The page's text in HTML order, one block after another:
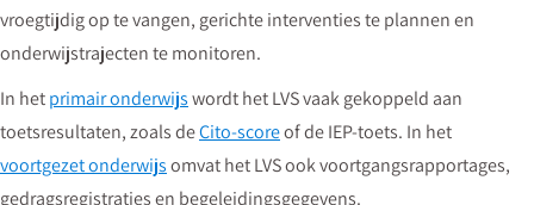
vroegtijdig op te vangen, gerichte interventies te plannen en
onderwijstrajecten te monitoren.
In hetprimair onderwijswordt het LVS vaak gekoppeld aan
toetsresultaten, zoals deCito-scoreof de IEP-toets. In het
voortgezet onderwijsomvat het LVS ook voortgangsrapportages,
gedragsregistraties en begeleidingsgegevens.